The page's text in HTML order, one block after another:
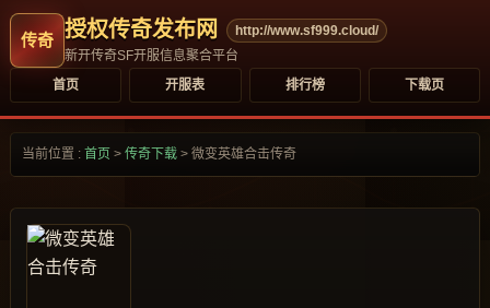
授权传奇发布网
http://www.sf999.cloud/
新开传奇SF开服信息聚合平台
首页
开服表 排行榜 下载页
当前位置 : 首页 > 传奇下载 > 微变英雄合击传奇